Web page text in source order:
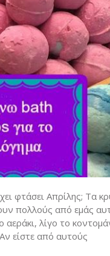
φτάσει Απρίλης; Τα
πολλούς από εμάς
αεράκι, λίγο το
είστε από αυτούς